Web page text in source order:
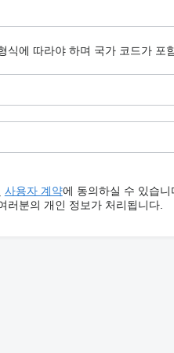
식에 따라야 하며 국가 코드가 포
사용자 계약에 동의하실 수 있습니
러분의 개인 정보가 처리됩니다.